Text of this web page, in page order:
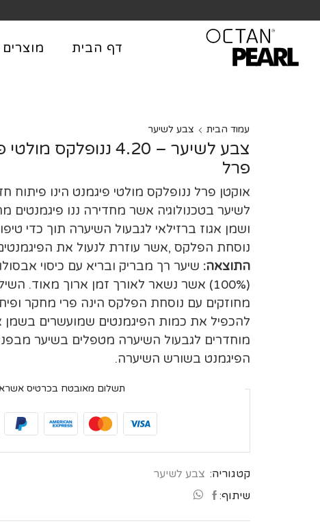
לֵב:
דף הבית מוצרים
עמוד הבית צבע לשיער
צבע לשיער – 4.20
פרל
אוקטן פרל ננופלקס מולטי פיגמנט הינו פיתוח
לשיער בטכנולוגיה אשר מחדירה ננו פיגמנטים
ושמן אגוז ברזילאי לגבעול השיערה תוך כדי
נוסחת הפלקס ,אשר עוזרת לנעול את
התוצאה: שיער רך מבריק ובריא עם כיסוי
(100%) אשר נשאר לאורך זמן ארוך מאוד.
מחוזקים עם נוסחת הפלקס הינה פרי מחקר
להכפיל את כמות הפיגמנטים שמועשרים בשמן
מוחדרים לגבעול השיערה מטפלים בשיער
הפיגמנט בשורש השיערה.
תשלום מאובטח בכרטיס
קטגוריה: צבע לשיער
שיתוף: